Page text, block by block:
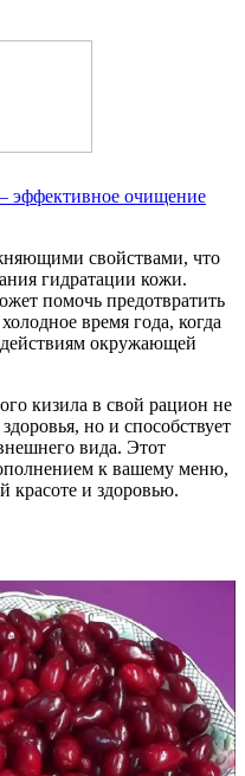
эффективное очищение
свойствами, что
гидратации кожи.
помочь предотвратить
время года, когда
окружающей
кизила в свой рацион не
но и способствует
вида. Этот
к вашему меню,
красоте и здоровью.